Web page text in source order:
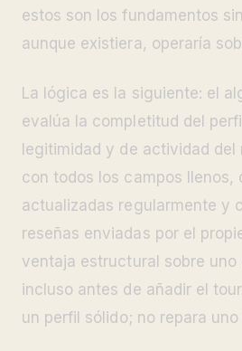
estos son los fundamentos
aunque existiera, operaría
La lógica es la siguiente: el
evalúa la completitud del
legitimidad y de actividad del
con todos los campos llenos,
actualizadas regularmente y
reseñas enviadas por el
ventaja estructural sobre uno
incluso antes de añadir el
un perfil sólido; no repara uno